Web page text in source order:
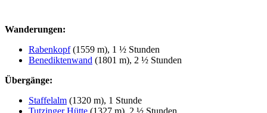
Wanderungen:
Rabenkopf(1559 m), 1 ½ Stunden
Benediktenwand (1801 m), 2 ½ Stunden
Übergänge:
Staffelalm (1320 m), 1 Stunde
Tutzinger Hütte (1327 m), 2 ½ Stunden